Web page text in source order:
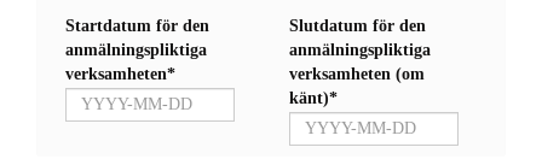
Startdatum för den
anmälningspliktiga
verksamheten*
Slutdatum för den
anmälningspliktiga
verksamheten (om
känt)*